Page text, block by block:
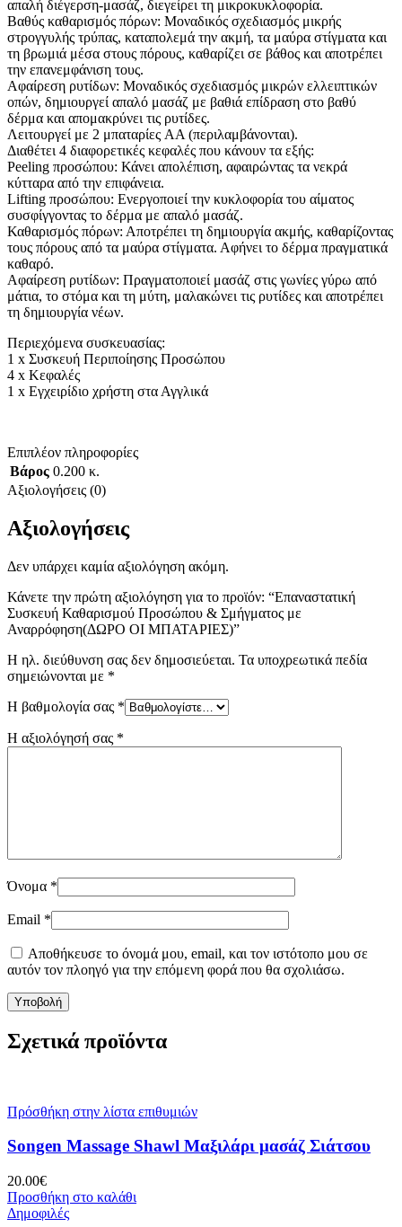
απαλή διέγερση-μασάζ, διεγείρει τη μικροκυκλοφορία.
Βαθύς καθαρισμός πόρων: Μοναδικός σχεδιασμός μικρής
στρογγυλής τρύπας, καταπολεμά την ακμή, τα μαύρα στίγματα και
τη βρωμιά μέσα στους πόρους, καθαρίζει σε βάθος και αποτρέπει
την επανεμφάνιση τους.
Αφαίρεση ρυτίδων: Μοναδικός σχεδιασμός μικρών ελλειπτικών
οπών, δημιουργεί απαλό μασάζ με βαθιά επίδραση στο βαθύ
δέρμα και απομακρύνει τις ρυτίδες.
Λειτουργεί με 2 μπαταρίες AA (περιλαμβάνονται).
Διαθέτει 4 διαφορετικές κεφαλές που κάνουν τα εξής:
Peeling προσώπου: Κάνει απολέπιση, αφαιρώντας τα νεκρά
κύτταρα από την επιφάνεια.
Lifting προσώπου: Ενεργοποιεί την κυκλοφορία του αίματος
συσφίγγοντας το δέρμα με απαλό μασάζ.
Καθαρισμός πόρων: Αποτρέπει τη δημιουργία ακμής, καθαρίζοντας
τους πόρους από τα μαύρα στίγματα. Αφήνει το δέρμα πραγματικά
καθαρό.
Αφαίρεση ρυτίδων: Πραγματοποιεί μασάζ στις γωνίες γύρω από
μάτια, το στόμα και τη μύτη, μαλακώνει τις ρυτίδες και αποτρέπει
τη δημιουργία νέων.
Περιεχόμενα συσκευασίας:
1 x Συσκευή Περιποίησης Προσώπου
4 x Κεφαλές
1 x Εγχειρίδιο χρήστη στα Αγγλικά
Επιπλέον πληροφορίες
Βάρος 0.200 κ.
Αξιολογήσεις (0)
Αξιολογήσεις
Δεν υπάρχει καμία αξιολόγηση ακόμη.
Κάνετε την πρώτη αξιολόγηση για το προϊόν: “Eπαναστατική
Συσκευή Καθαρισμού Προσώπου & Σμήγματος με
Αναρρόφηση(ΔΩΡΟ ΟΙ ΜΠΑΤΑΡΙΕΣ)”
Η ηλ. διεύθυνση σας δεν δημοσιεύεται. Τα υποχρεωτικά πεδία
σημειώνονται με *
Η βαθμολογία σας *
Η αξιολόγησή σας *
Όνομα *
Email *
Αποθήκευσε το όνομά μου, email, και τον ιστότοπο μου σε
αυτόν τον πλοηγό για την επόμενη φορά που θα σχολιάσω.
Σχετικά προϊόντα
Πρόσθήκη στην λίστα επιθυμιών
Songen Massage Shawl Μαξιλάρι μασάζ Σιάτσου
20.00€
Προσθήκη στο καλάθι
Δημοφιλές